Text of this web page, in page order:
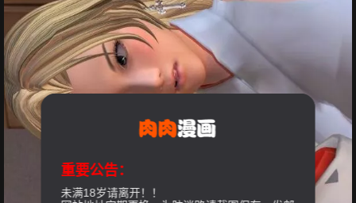
重要公告：
未满18岁请离开！！